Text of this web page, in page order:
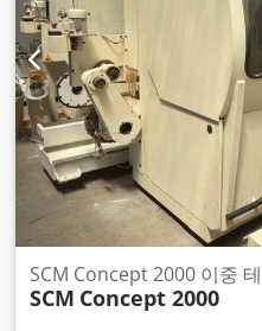
SCM Concept 2000 이중
SCM Concept 2000